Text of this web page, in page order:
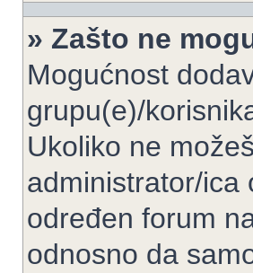
» Zašto ne
Mogućnost
grupu(e)/
Ukoliko ne
administrator/ica
određen forum
odnosno da